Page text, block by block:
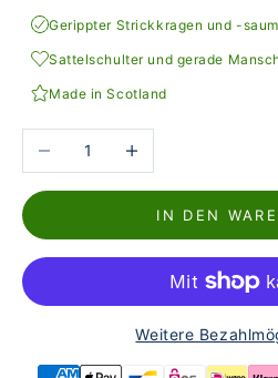
Gerippter Strickkragen und -saum
Sattelschulter und gerade
Made in Scotland
Anzahl verringernAnzahl erhöhen
IN DEN
Weitere